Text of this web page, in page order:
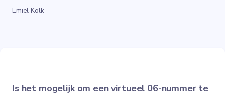
Emiel Kolk
Is het mogelijk om een virtueel 06-nummer te